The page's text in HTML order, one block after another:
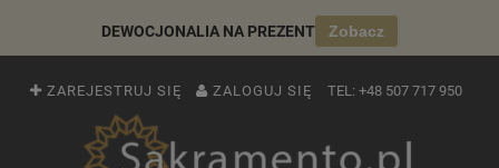
DEWOCJONALIA NA PREZENT Zobacz
ZAREJESTRUJ SIĘ ZALOGUJ SIĘ TEL: +48 507 717 950